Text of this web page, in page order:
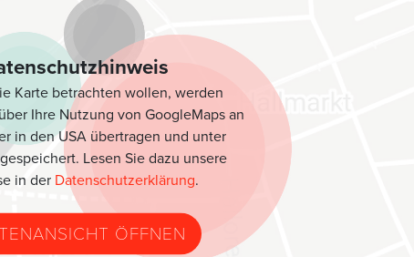
Karte betrachten wollen, werden
Ihre Nutzung von GoogleMaps an
in den USA übertragen und unter
Lesen Sie dazu unsere
in der Datenschutzerklärung.
ÖFFNEN